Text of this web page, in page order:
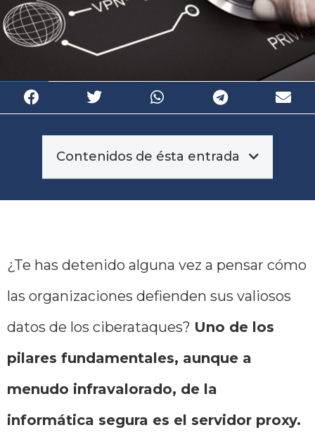
Contenidos de ésta entrada
¿Te has detenido alguna vez a pensar cómo
las organizaciones defienden sus valiosos
datos de los ciberataques? Uno de los
pilares fundamentales, aunque a
menudo infravalorado, de la
informática segura es el servidor proxy.